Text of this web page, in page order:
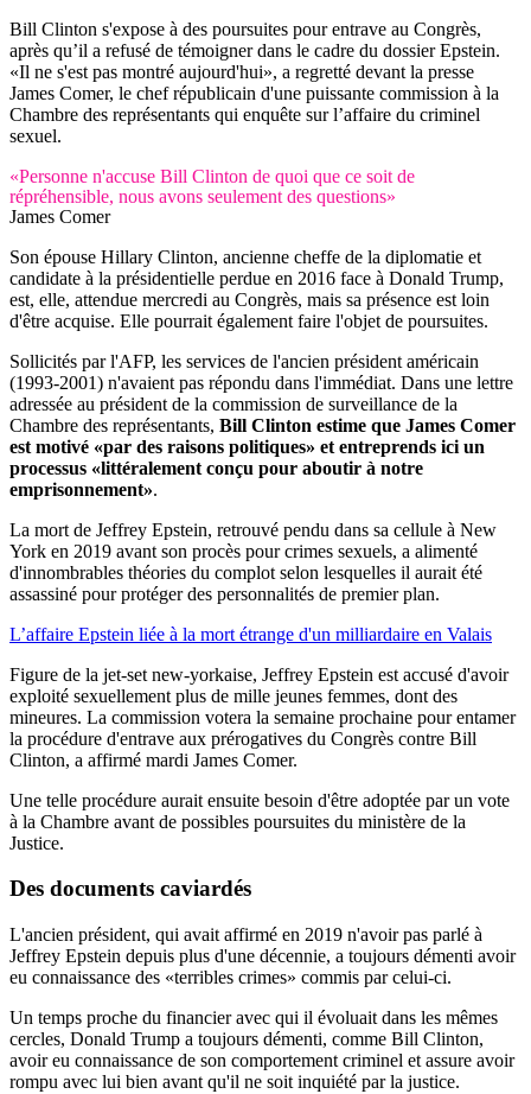
Bill Clinton s'expose à des poursuites pour entrave au Congrès,
après qu’il a refusé de témoigner dans le cadre du dossier Epstein.
«Il ne s'est pas montré aujourd'hui», a regretté devant la presse
James Comer, le chef républicain d'une puissante commission à la
Chambre des représentants qui enquête sur l’affaire du criminel
sexuel.
«Personne n'accuse Bill Clinton de quoi que ce soit de
répréhensible, nous avons seulement des questions»
James Comer
Son épouse Hillary Clinton, ancienne cheffe de la diplomatie et
candidate à la présidentielle perdue en 2016 face à Donald Trump,
est, elle, attendue mercredi au Congrès, mais sa présence est loin
d'être acquise. Elle pourrait également faire l'objet de poursuites.
Sollicités par l'AFP, les services de l'ancien président américain
(1993-2001) n'avaient pas répondu dans l'immédiat. Dans une lettre
adressée au président de la commission de surveillance de la
Chambre des représentants, Bill Clinton estime que James Comer
est motivé «par des raisons politiques» et entreprends ici un
processus «littéralement conçu pour aboutir à notre
emprisonnement».
La mort de Jeffrey Epstein, retrouvé pendu dans sa cellule à New
York en 2019 avant son procès pour crimes sexuels, a alimenté
d'innombrables théories du complot selon lesquelles il aurait été
assassiné pour protéger des personnalités de premier plan.
L’affaire Epstein liée à la mort étrange d'un milliardaire en Valais
Figure de la jet-set new-yorkaise, Jeffrey Epstein est accusé d'avoir
exploité sexuellement plus de mille jeunes femmes, dont des
mineures. La commission votera la semaine prochaine pour entamer
la procédure d'entrave aux prérogatives du Congrès contre Bill
Clinton, a affirmé mardi James Comer.
Une telle procédure aurait ensuite besoin d'être adoptée par un vote
à la Chambre avant de possibles poursuites du ministère de la
Justice.
Des documents caviardés
L'ancien président, qui avait affirmé en 2019 n'avoir pas parlé à
Jeffrey Epstein depuis plus d'une décennie, a toujours démenti avoir
eu connaissance des «terribles crimes» commis par celui-ci.
Un temps proche du financier avec qui il évoluait dans les mêmes
cercles, Donald Trump a toujours démenti, comme Bill Clinton,
avoir eu connaissance de son comportement criminel et assure avoir
rompu avec lui bien avant qu'il ne soit inquiété par la justice.